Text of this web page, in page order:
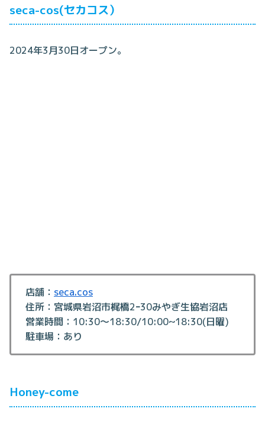
seca-cos(セカコス）
2024年3月30日オープン。
店舗： seca.cos
住所：宮城県岩沼市梶橋2ｰ30みやぎ生協岩沼店
営業時間：10:30～18:30/10:00~18:30(日曜)
駐車場：あり
Honey-come